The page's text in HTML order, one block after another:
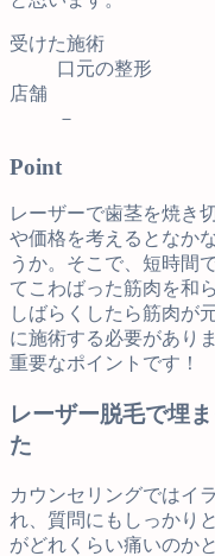
受けた施術
口元の整形
店舗
－
Point
レーザーで歯茎を焼き
や価格を考えるとなか
うか。そこで、短時間
てこわばった筋肉を和
しばらくしたら筋肉が
に施術する必要があり
重要なポイントです！
レーザー脱毛で埋
た
カウンセリングではイ
れ、質問にもしっかり
がどれくらい痛いのか